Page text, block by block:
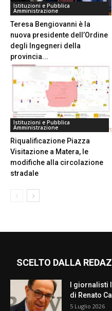
Istituzioni e Pubblica
Amministrazione
Teresa Bengiovanni è la
nuova presidente dell’Ordine
degli Ingegneri della
provincia...
Istituzioni e Pubblica
Amministrazione
Riqualificazione Piazza
Visitazione a Matera, le
modifiche alla circolazione
stradale
SCELTO DALLA
I
di Renato
5 Luglio 2026